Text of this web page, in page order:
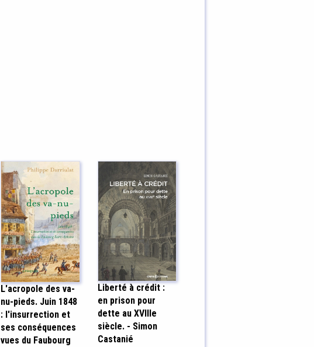
L'acropole des va-
nu-pieds. Juin 1848
: l'insurrection et
ses conséquences
vues du Faubourg
Liberté à crédit :
en prison pour
dette au XVIIIe
siècle. - Simon
Castanié